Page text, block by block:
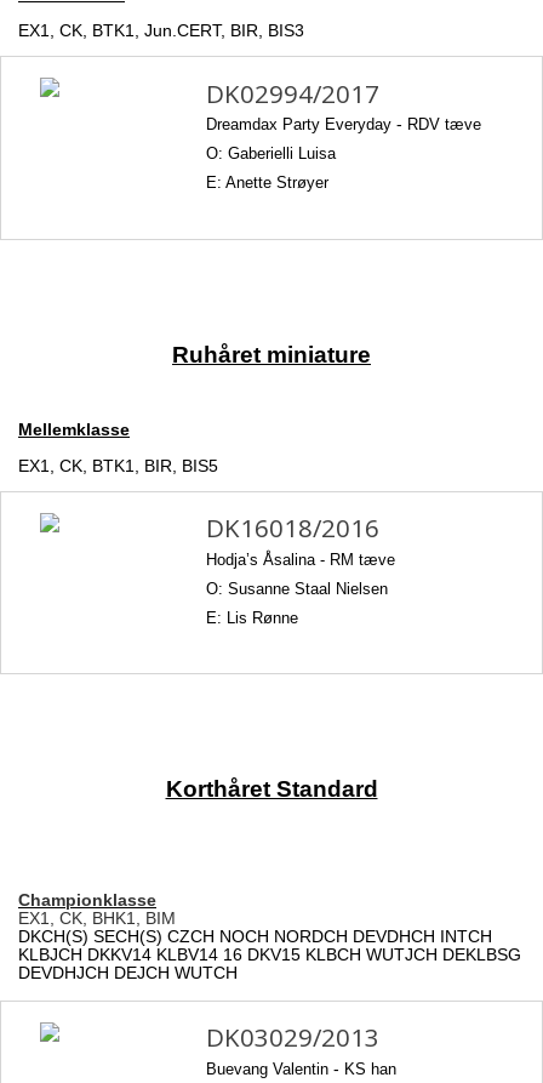
EX1, CK, BTK1, Jun.CERT, BIR, BIS3
DK02994/2017
Dreamdax Party Everyday - RDV tæve
O: Gaberielli Luisa
E: Anette Strøyer
Ruhåret miniature
Mellemklasse
EX1, CK, BTK1, BIR, BIS5
DK16018/2016
Hodja’s Åsalina - RM tæve
O: Susanne Staal Nielsen
E: Lis Rønne
Korthåret Standard
Championklasse
EX1, CK, BHK1, BIM
DKCH(S) SECH(S) CZCH NOCH NORDCH DEVDHCH INTCH
KLBJCH DKKV14 KLBV14 16 DKV15 KLBCH WUTJCH DEKLBSG
DEVDHJCH DEJCH WUTCH
DK03029/2013
Buevang Valentin - KS han